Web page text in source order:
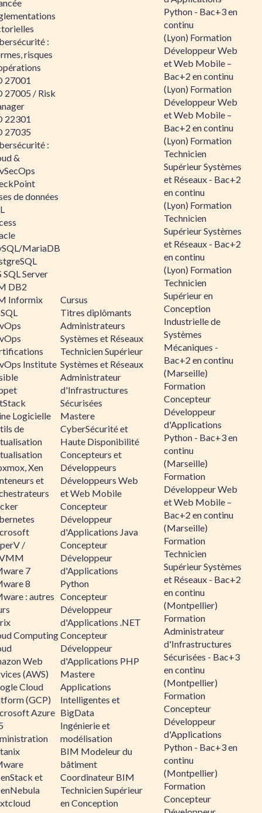
:
risques
27001
27005 / Risk
22301
27035
:
&
de données
MariaDB
SQL Server
DB2
Informix
Institute
Logicielle
de
Xen
et
/
7
8
: autres
Computing
Web
(AWS)
Cloud
(GCP)
Azure
et
Cursus
Titres diplômants
Administrateurs
Systèmes et Réseaux
Technicien Supérieur
Systèmes et Réseaux
Administrateur
d'Infrastructures
Sécurisées
Mastere
CyberSécurité et
Haute Disponibilité
Concepteurs et
Développeurs
Développeurs Web
et Web Mobile
Concepteur
Développeur
d'Applications Java
Concepteur
Développeur
d'Applications
Python
Concepteur
Développeur
d'Applications .NET
Concepteur
Développeur
d'Applications PHP
Mastere
Applications
Intelligentes et
BigData
Ingénierie et
modélisation
BIM Modeleur du
bâtiment
Coordinateur BIM
Technicien Supérieur
en Conception
Python - Bac+3 en
continu
(Lyon) Formation
Développeur Web
et Web Mobile –
Bac+2 en continu
(Lyon) Formation
Développeur Web
et Web Mobile –
Bac+2 en continu
(Lyon) Formation
Technicien
Supérieur Systèmes
et Réseaux - Bac+2
en continu
(Lyon) Formation
Technicien
Supérieur Systèmes
et Réseaux - Bac+2
en continu
(Lyon) Formation
Technicien
Supérieur en
Conception
Industrielle de
Systèmes
Mécaniques -
Bac+2 en continu
(Marseille)
Formation
Concepteur
Développeur
d'Applications
Python - Bac+3 en
continu
(Marseille)
Formation
Développeur Web
et Web Mobile –
Bac+2 en continu
(Marseille)
Formation
Technicien
Supérieur Systèmes
et Réseaux - Bac+2
en continu
(Montpellier)
Formation
Administrateur
d'Infrastructures
Sécurisées - Bac+3
en continu
(Montpellier)
Formation
Concepteur
Développeur
d'Applications
Python - Bac+3 en
continu
(Montpellier)
Formation
Concepteur